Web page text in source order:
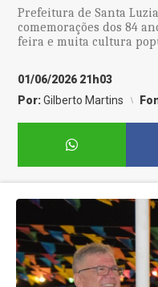
Prefeitura de Santa
comemorações dos 84
feira e muita cultura
01/06/2026 21h03
Por:Gilberto Martins